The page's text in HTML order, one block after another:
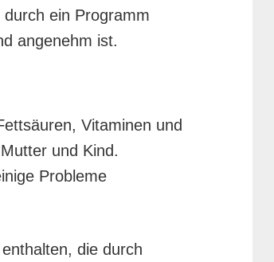
ein Programm
angenehm ist.
Vitaminen und
und Kind.
Probleme
die durch